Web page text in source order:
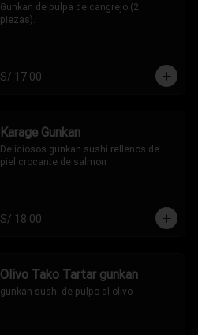
Gunkan de pulpa de cangrejo (2
piezas).
S/ 17.00
Karage Gunkan
Deliciosos gunkan sushi rellenos de
piel crocante de salmon
S/ 18.00
Olivo Tako Tartar gunkan
gunkan sushi de pulpo al olivo